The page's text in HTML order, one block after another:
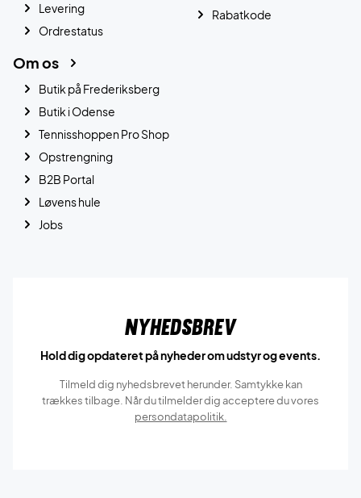
Levering
Ordrestatus
Rabatkode
Om os
Butik på Frederiksberg
Butik i Odense
Tennisshoppen Pro Shop
Opstrengning
B2B Portal
Løvens hule
Jobs
Nyhedsbrev
Hold dig opdateret på nyheder om udstyr og events.
Tilmeld dig nyhedsbrevet herunder. Samtykke kan
trækkes tilbage. Når du tilmelder dig acceptere du vores
persondatapolitik.